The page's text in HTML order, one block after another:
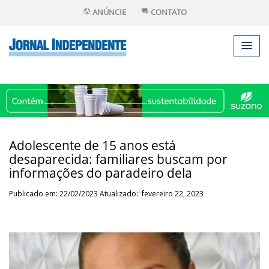
ANÚNCIE CONTATO
Adolescente de 15 anos está
desaparecida: familiares buscam por
informações do paradeiro dela
Publicado em: 22/02/2023 Atualizado:: fevereiro 22, 2023